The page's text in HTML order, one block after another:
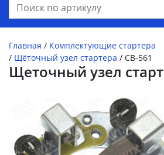
Главная / Комплектующие стартера
/ Щёточный узел стартера / CB-561
Щеточный узел